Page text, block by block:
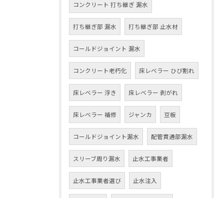
コンクリート 打ち継ぎ 漏水
打ち継ぎ部 漏水 打ち継ぎ部 止水材
コールドジョイント 漏水
コンクリート老朽化 床レベラー ひび割れ
床レベラー 浮き 床レベラー 剥がれ
床レベラー 補修 ジャンカ 豆板
コールドジョイント漏水 配管貫通部漏水
スリーブ周り漏水 止水工事業者
止水工事業者選び 止水注入